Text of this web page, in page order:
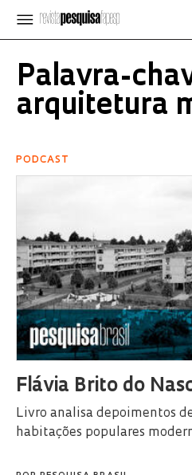
Palavra-
arquitetura
PODCAST
Flávia Brito do
Livro analisa depoimentos
habitações populares